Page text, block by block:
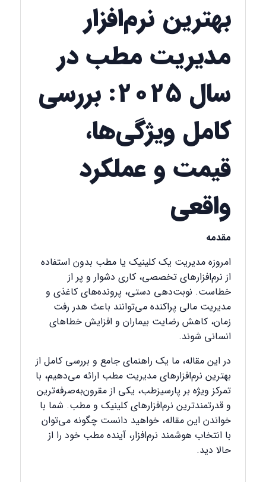
بهترین نرم‌افزار
مدیریت مطب در
سال ۲۰۲۵: بررسی
کامل ویژگی‌ها،
قیمت و عملکرد
واقعی
مقدمه
امروزه مدیریت یک کلینیک یا مطب بدون استفاده
از نرم‌افزارهای تخصصی، کاری دشوار و پر از
خطاست. نوبت‌دهی دستی، پرونده‌های کاغذی و
مدیریت مالی پراکنده می‌توانند باعث هدر رفت
زمان، کاهش رضایت بیماران و افزایش خطاهای
انسانی شوند.
در این مقاله، ما یک راهنمای جامع و بررسی کامل از
بهترین نرم‌افزارهای مدیریت مطب ارائه می‌دهیم، با
تمرکز ویژه بر پارسیزطب، یکی از مقرون‌به‌صرفه‌ترین
و قدرتمندترین نرم‌افزارهای کلینیک و مطب. شما با
خواندن این مقاله، خواهید دانست چگونه می‌توان
با انتخاب هوشمند نرم‌افزار، آینده مطب خود را از
حالا دید.